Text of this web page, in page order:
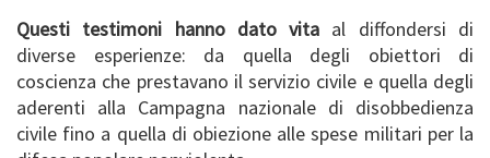
Questi testimoni hanno dato vita al diffondersi di
diverse esperienze: da quella degli obiettori di
coscienza che prestavano il servizio civile e quella degli
aderenti alla Campagna nazionale di disobbedienza
civile fino a quella di obiezione alle spese militari per la